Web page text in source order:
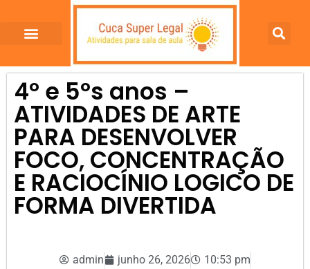
4º e 5ºs anos –
ATIVIDADES DE ARTE
PARA DESENVOLVER
FOCO, CONCENTRAÇÃO
E RACIOCÍNIO LOGICO DE
FORMA DIVERTIDA
admin junho 26, 2026
10:53 pm